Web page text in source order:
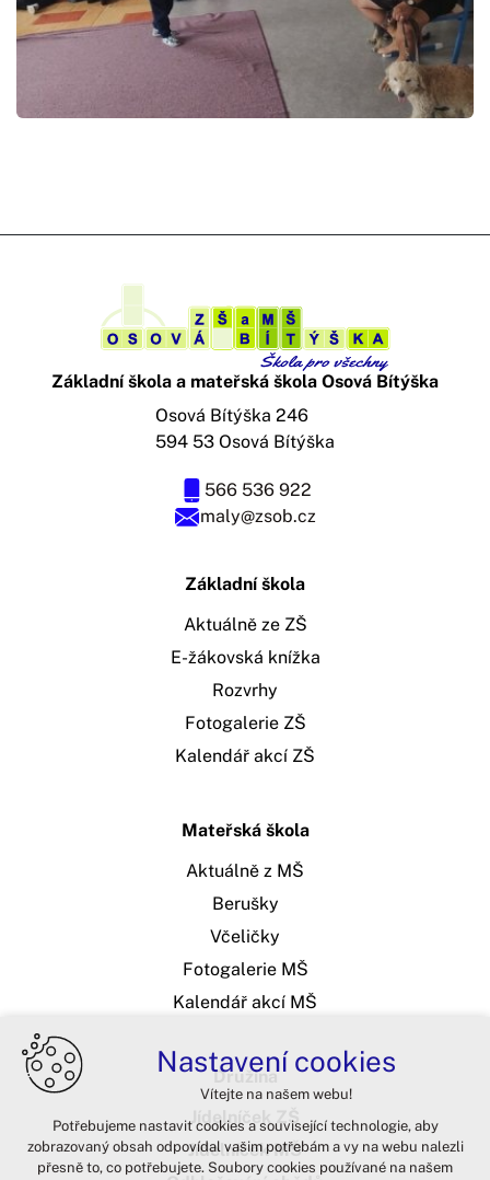
Základní škola a mateřská škola Osová Bítýška
maly@zsob.cz
566 536 922
Osová Bítýška 246
594 53 Osová Bítýška
Základní škola
Aktuálně ze ZŠ
E-žákovská knížka
Rozvrhy
Fotogalerie ZŠ
Kalendář akcí ZŠ
Mateřská škola
Aktuálně z MŠ
Berušky
Včeličky
Fotogalerie MŠ
Kalendář akcí MŠ
Družina
Jídelníček ZŠ
Jídelníček MŠ
Nastavení cookies
Vítejte na našem webu!
Potřebujeme nastavit cookies a související technologie, aby
zobrazovaný obsah odpovídal vašim potřebám a vy na webu nalezli
přesně to, co potřebujete. Soubory cookies používané na našem